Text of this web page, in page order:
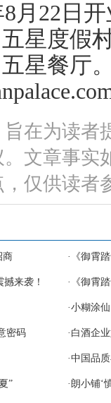
月22日
五星度假
五星餐厅
在为读者
文章事实
仅供读者
商 · 《御霄
来袭！ · 《御霄
·小糊涂
密码 · 白酒企
·中国品
” · 朗小铺‘